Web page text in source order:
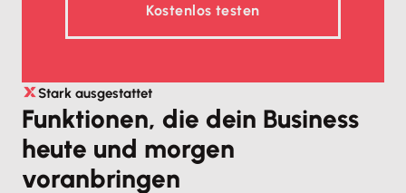
Kostenlos testen
Stark ausgestattet
Funktionen, die dein Business
heute und morgen
voranbringen